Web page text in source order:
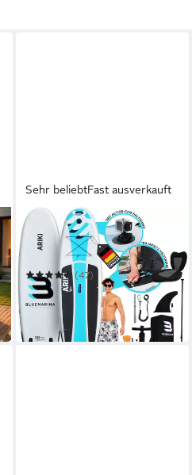
Sehr beliebtFast ausverkauft
BLUEMARINA
SUP-Board Ariki SUP Board
Standuppaddle aufblasbar
inkl. 5 J. Garantie
(47)
153,01 € 419,99 €
-64%
in 2-3 Werktagen bei dir